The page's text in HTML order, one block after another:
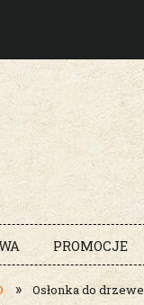
PROMOCJE
» Osłonka do